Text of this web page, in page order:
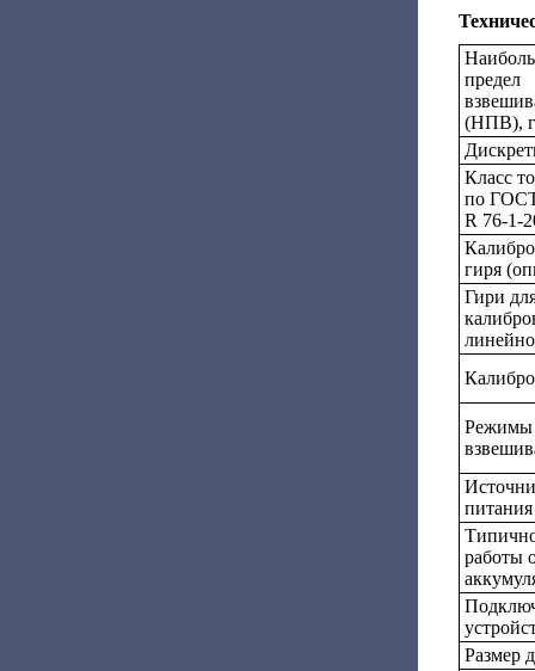
предел
(НПВ), г
Класс
по
R 76-1-
гиря
Гири
Режимы
питания
работы
Размер